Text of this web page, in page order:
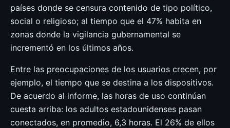
países donde se censura contenido de tipo político,
social o religioso; al tiempo que el 47% habita en
zonas donde la vigilancia gubernamental se
incrementó en los últimos años.
Entre las preocupaciones de los usuarios crecen, por
ejemplo, el tiempo que se destina a los dispositivos.
De acuerdo al informe, las horas de uso continúan
cuesta arriba: los adultos estadounidenses pasan
conectados, en promedio, 6,3 horas. El 26% de ellos